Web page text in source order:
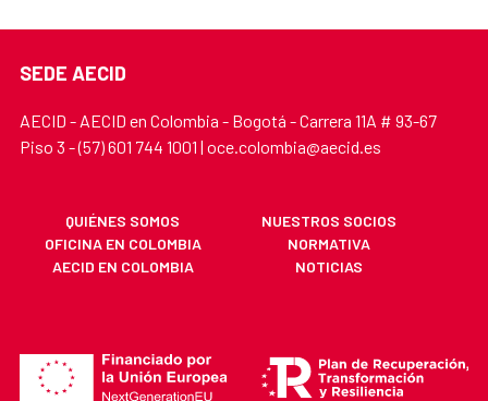
SEDE AECID
AECID - AECID en Colombia - Bogotá - Carrera 11A # 93-67
Piso 3 - (57) 601 744 1001 | oce.colombia@aecid.es
QUIÉNES SOMOS
NUESTROS SOCIOS
OFICINA EN COLOMBIA
NORMATIVA
AECID EN COLOMBIA
NOTICIAS